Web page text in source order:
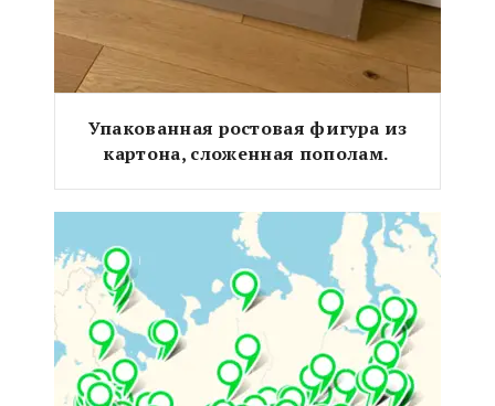
Упакованная ростовая фигура из
картона, сложенная пополам.